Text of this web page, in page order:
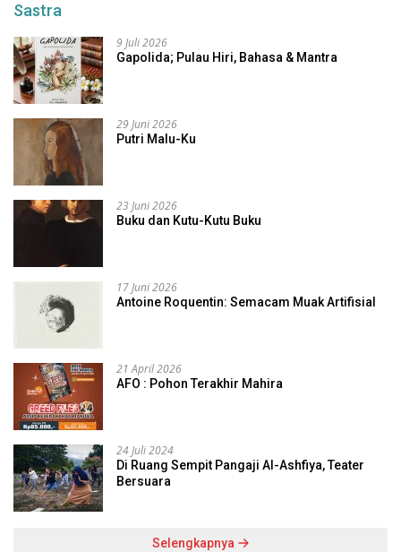
Sastra
9 Juli 2026
Gapolida; Pulau Hiri, Bahasa & Mantra
29 Juni 2026
Putri Malu-Ku
23 Juni 2026
Buku dan Kutu-Kutu Buku
17 Juni 2026
Antoine Roquentin: Semacam Muak Artifisial
21 April 2026
AFO : Pohon Terakhir Mahira
24 Juli 2024
Di Ruang Sempit Pangaji Al-Ashfiya, Teater
Bersuara
Selengkapnya